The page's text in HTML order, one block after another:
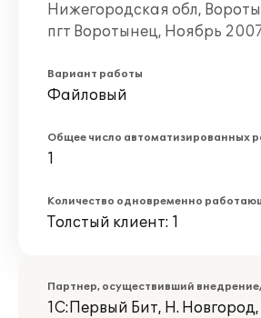
Нижегородская обл,
пгт Воротынец, Ноябрь
Вариант работы
Файловый
Общее число автоматизированных
1
Количество одновременно
Толстый клиент: 1
Партнер, осуществивший
1С:Первый Бит, Н. Новгород,